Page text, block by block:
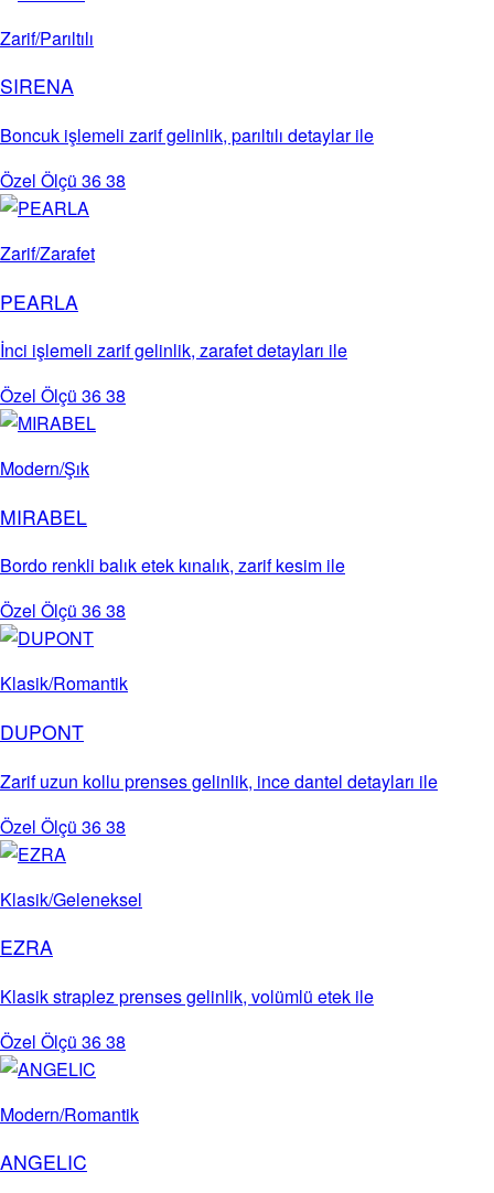
Zarif/Parıltılı
SIRENA
Boncuk işlemeli zarif gelinlik, parıltılı detaylar ile
Özel Ölçü 3638
Zarif/Zarafet
PEARLA
İnci işlemeli zarif gelinlik, zarafet detayları ile
Özel Ölçü 3638
Modern/Şık
MIRABEL
Bordo renkli balık etek kınalık, zarif kesim ile
Özel Ölçü 3638
Klasik/Romantik
DUPONT
Zarif uzun kollu prenses gelinlik, ince dantel detayları ile
Özel Ölçü 3638
Klasik/Geleneksel
EZRA
Klasik straplez prenses gelinlik, volümlü etek ile
Özel Ölçü 3638
Modern/Romantik
ANGELIC